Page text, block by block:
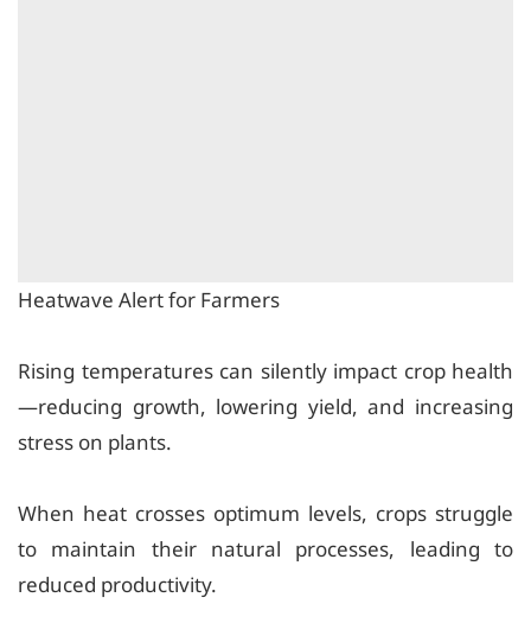
Heatwave Alert for Farmers
Rising temperatures can silently impact crop health
—reducing growth, lowering yield, and increasing
stress on plants.
When heat crosses optimum levels, crops struggle
to maintain their natural processes, leading to
reduced productivity.